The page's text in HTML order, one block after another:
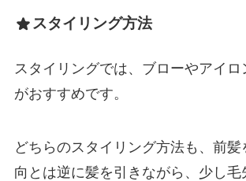
スタイリング方法
スタイリングでは、ブローやアイロ
がおすすめです。
どちらのスタイリング方法も、前
向とは逆に髪を引きながら、少し毛